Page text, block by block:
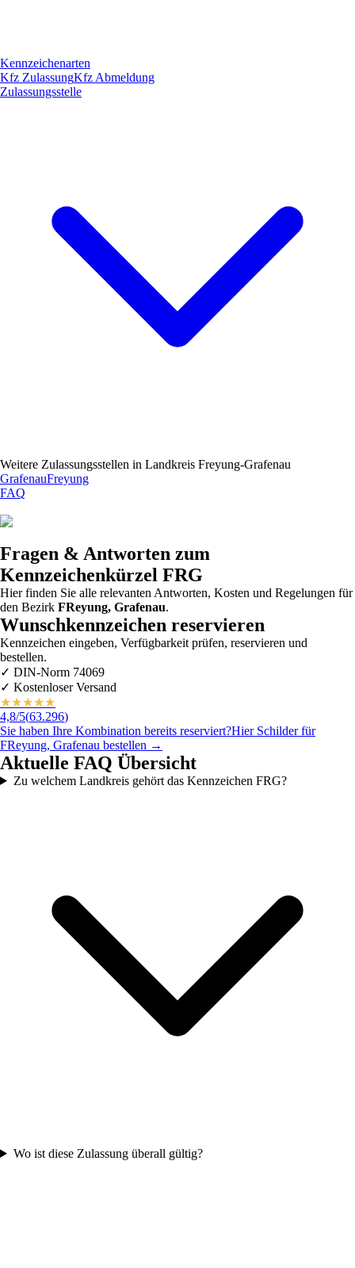
Kennzeichenarten
Kfz ZulassungKfz Abmeldung
Zulassungsstelle
Weitere Zulassungsstellen in Landkreis Freyung-Grafenau
GrafenauFreyung
FAQ
Fragen & Antworten zum
Kennzeichenkürzel FRG
Hier finden Sie alle relevanten Antworten, Kosten und Regelungen für
den Bezirk FReyung, Grafenau.
Wunschkennzeichen reservieren
Kennzeichen eingeben, Verfügbarkeit prüfen, reservieren und
bestellen.
✓ DIN-Norm 74069
✓ Kostenloser Versand
★★★★★
4,8/5(63.296)
Sie haben Ihre Kombination bereits reserviert?Hier Schilder für
FReyung, Grafenau bestellen →
Aktuelle FAQ Übersicht
Zu welchem Landkreis gehört das Kennzeichen FRG?
Wo ist diese Zulassung überall gültig?